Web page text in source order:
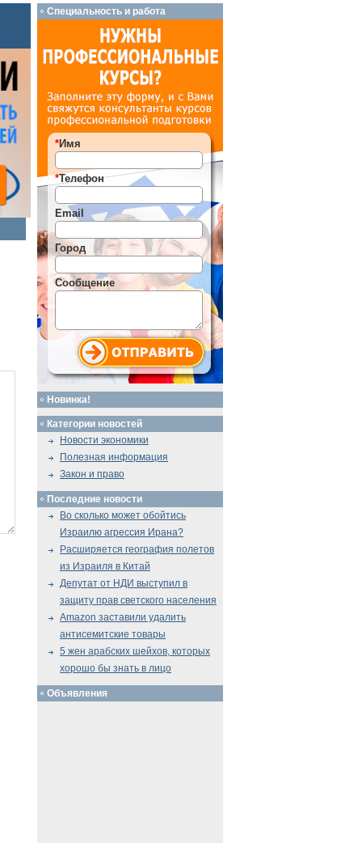
Специальность и работа
*Имя
*Телефон
Email
Город
Сообщение
Новинка!
Категории новостей
Новости экономики
Полезная информация
Закон и право
Последние новости
Во сколько может обойтись
Израилю агрессия Ирана?
Расширяется география полетов
из Израиля в Китай
Депутат от НДИ выступил в
защиту прав светского населения
Amazon заставили удалить
антисемитские товары
5 жен арабских шейхов, которых
хорошо бы знать в лицо
Объявления